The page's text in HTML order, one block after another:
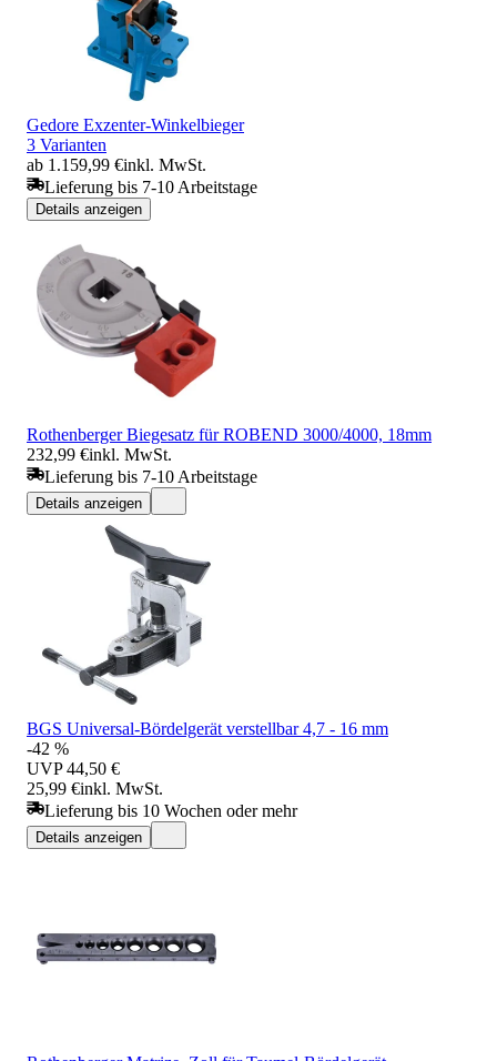
Gedore Exzenter-Winkelbieger
3 Varianten
ab 1.159,99 €inkl. MwSt.
Lieferung bis 7-10 Arbeitstage
Details anzeigen
Rothenberger Biegesatz für ROBEND 3000/4000, 18mm
232,99 €inkl. MwSt.
Lieferung bis 7-10 Arbeitstage
Details anzeigen
BGS Universal-Bördelgerät verstellbar 4,7 - 16 mm
-42 %
UVP 44,50 €
25,99 €inkl. MwSt.
Lieferung bis 10 Wochen oder mehr
Details anzeigen